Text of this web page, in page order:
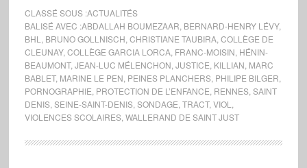
CLASSÉ SOUS :ACTUALITÉS
BALISÉ AVEC :ABDALLAH BOUMEZAAR BERNARD-HENRY LÉVY,
BHL
BRUNO GOLLNISCH CHRISTIANE TAUBIRA, COLLÈGE DE
CLEUNAY, COLLÈGE GARCIA LORCA, FRANC-MOISIN HÉNIN-
BEAUMONT, JEAN-LUC MÉLENCHON JUSTICE KILLIAN MARC
BABLET, MARINE LE PEN PEINES PLANCHERS, PHILIPE BILGER
PORNOGRAPHIE PROTECTION DE L’ENFANCE RENNES, SAINT
DENIS, SEINE-SAINT-DENIS, SONDAGE TRACT, VIOL
VIOLENCES SCOLAIRES, WALLERAND DE SAINT JUST